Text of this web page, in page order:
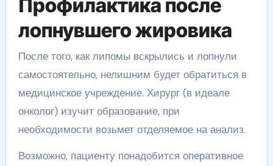
Профилактика после
лопнувшего жировика
После того, как липомы вскрылись и лопнули
самостоятельно, нелишним будет обратиться в
медицинское учреждение. Хирург (в идеале
онколог) изучит образование, при
необходимости возьмет отделяемое на анализ.
Возможно, пациенту понадобится оперативное